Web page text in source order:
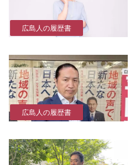
広島人の履歴書
広島人の履歴書